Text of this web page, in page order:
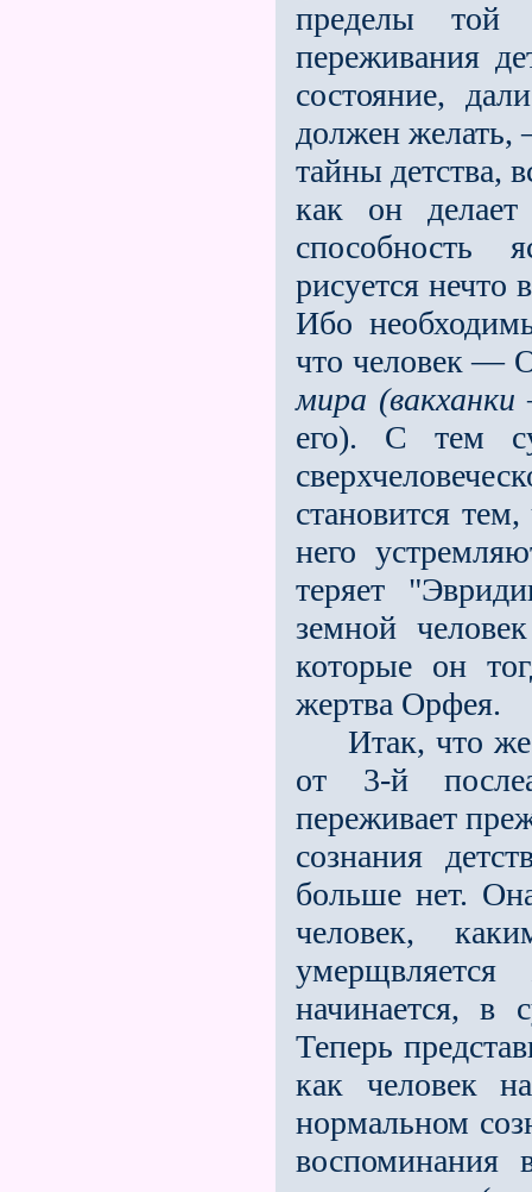
пределы той
переживания
состояние,
должен желать,
тайны детства,
как он
способность
рисуется нечто
Ибо
что человек —
мира (вакханки
его). С тем
становится
него
теряет
земной
которые он
жертва Орфея.
Итак, что же
от 3-й
переживает
сознания
больше нет.
человек,
начинается, в
Теперь
как человек
нормальном